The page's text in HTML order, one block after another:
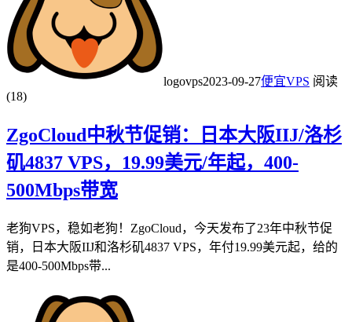
logovps2023-09-27便宜VPS 阅读
(18)
ZgoCloud中秋节促销：日本大阪IIJ/洛杉
矶4837 VPS，19.99美元/年起，400-
500Mbps带宽
老狗VPS，稳如老狗！ZgoCloud，今天发布了23年中秋节促
销，日本大阪IIJ和洛杉矶4837 VPS，年付19.99美元起，给的
是400-500Mbps带...